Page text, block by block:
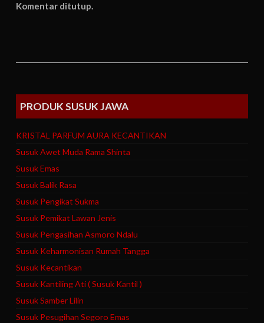
Komentar ditutup.
PRODUK SUSUK JAWA
KRISTAL PARFUM AURA KECANTIKAN
Susuk Awet Muda Rama Shinta
Susuk Emas
Susuk Balik Rasa
Susuk Pengikat Sukma
Susuk Pemikat Lawan Jenis
Susuk Pengasihan Asmoro Ndalu
Susuk Keharmonisan Rumah Tangga
Susuk Kecantikan
Susuk Kantiling Ati ( Susuk Kantil )
Susuk Samber Lilin
Susuk Pesugihan Segoro Emas